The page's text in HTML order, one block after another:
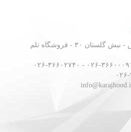
کرج - جاده فردیس - نبش گلستان ۳۰ - فروشگاه تلم